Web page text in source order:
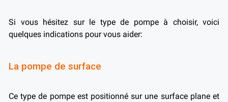
Si vous hésitez sur le type de pompe à choisir, voici
quelques indications pour vous aider:
La pompe de surface
Ce type de pompe est positionné sur une surface plane et